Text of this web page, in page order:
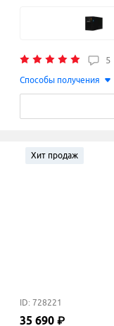
5
Способы получения
Хит продаж
ID: 728221
35 690 ₽